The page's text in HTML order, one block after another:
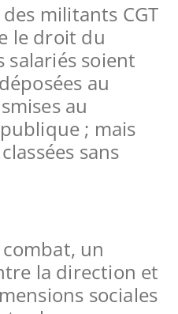
militants CGT
le droit du
salariés soient
au
au
; mais
sans
un
la direction et
sociales